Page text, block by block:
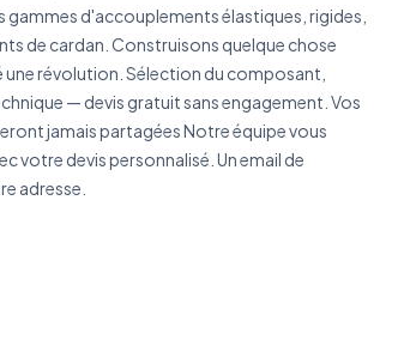
d'accouplements élastiques, rigides,
de cardan. Construisons quelque chose
une révolution. Sélection du composant,
— devis gratuit sans engagement. Vos
jamais partagées Notre équipe vous
votre devis personnalisé. Un email de
adresse.